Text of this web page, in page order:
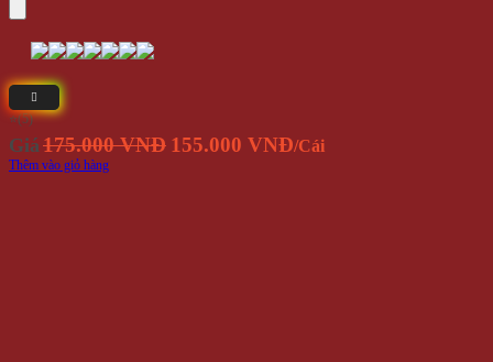
⭐(5)
Giá175.000 VNĐ Giá
gốc
155.000 VNĐGiá
hiện
/Cái
Thêm vào giỏ hàng